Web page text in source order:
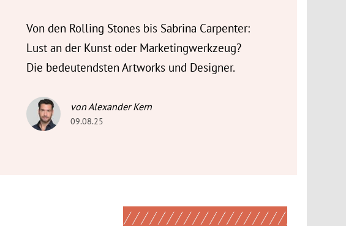
Von den Rolling Stones bis Sabrina Carpenter:
Lust an der Kunst oder Marketingwerkzeug?
Die bedeutendsten Artworks und Designer.
von Alexander Kern
09.08.25